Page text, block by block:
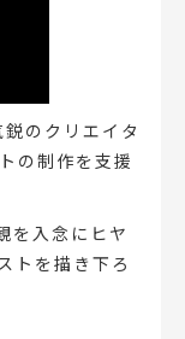
のクリエイタ
の制作を支援
を入念にヒヤ
トを描き下ろ